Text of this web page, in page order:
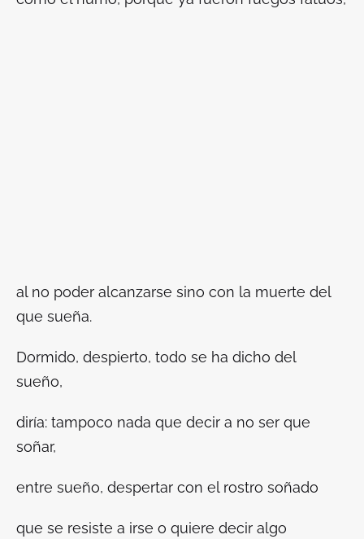
al no poder alcanzarse sino con la muerte del
que sueña.
Dormido, despierto, todo se ha dicho del
sueño,
diría: tampoco nada que decir a no ser que
soñar,
entre sueño, despertar con el rostro soñado
que se resiste a irse o quiere decir algo